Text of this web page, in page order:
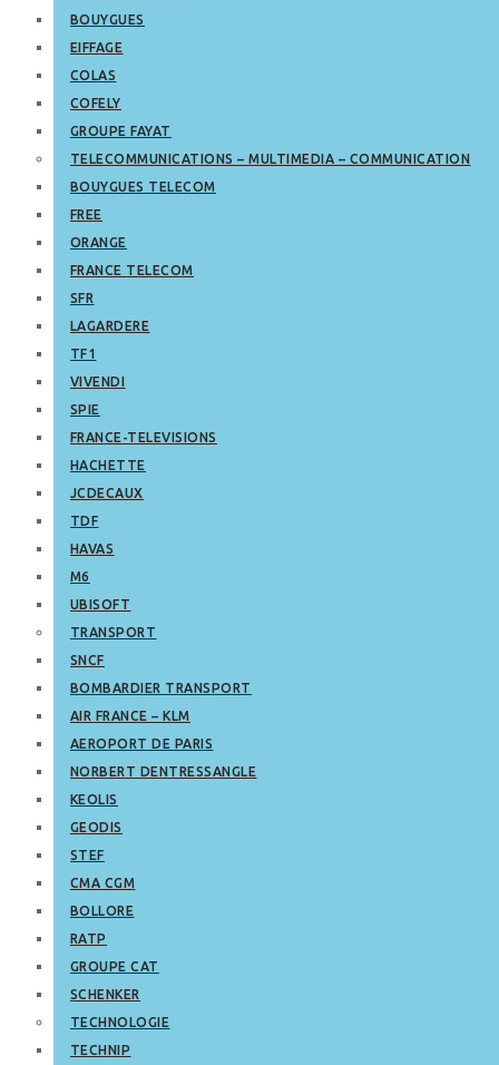
BOUYGUES
EIFFAGE
COLAS
COFELY
GROUPE FAYAT
TELECOMMUNICATIONS – MULTIMEDIA – COMMUNICATION
BOUYGUES TELECOM
FREE
ORANGE
FRANCE TELECOM
SFR
LAGARDERE
TF1
VIVENDI
SPIE
FRANCE-TELEVISIONS
HACHETTE
JCDECAUX
TDF
HAVAS
M6
UBISOFT
TRANSPORT
SNCF
BOMBARDIER TRANSPORT
AIR FRANCE – KLM
AEROPORT DE PARIS
NORBERT DENTRESSANGLE
KEOLIS
GEODIS
STEF
CMA CGM
BOLLORE
RATP
GROUPE CAT
SCHENKER
TECHNOLOGIE
TECHNIP